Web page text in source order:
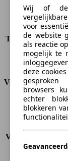
Deuren
Stoelen
Trekgewicht
Trekgewicht
Kofferbak
Verbruik
CO2-uitstoot*
Verbruik
Verbruik
Emissieklasse
Wij of
voor
de website
als reactie
mogelijk te
deze
browsers
echter
blokkeren